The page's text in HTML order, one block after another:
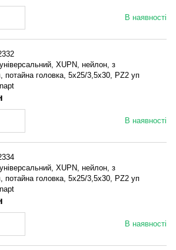
В наявності
XUPN, нейлон, з
потайна головка, 5x25/3,5x30, PZ2 уп
В наявності
XUPN, нейлон, з
потайна головка, 5x25/3,5x30, PZ2 уп
В наявності